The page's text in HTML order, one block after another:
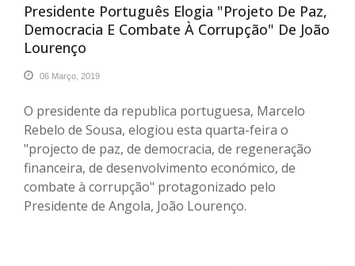
Presidente Português Elogia "projeto De Paz,
Democracia E Combate À Corrupção" De João
Lourenço
06 Março, 2019
O presidente da republica portuguesa, Marcelo
Rebelo de Sousa, elogiou esta quarta-feira o
"projecto de paz, de democracia, de regeneração
financeira, de desenvolvimento económico, de
combate à corrupção" protagonizado pelo
Presidente de Angola, João Lourenço.